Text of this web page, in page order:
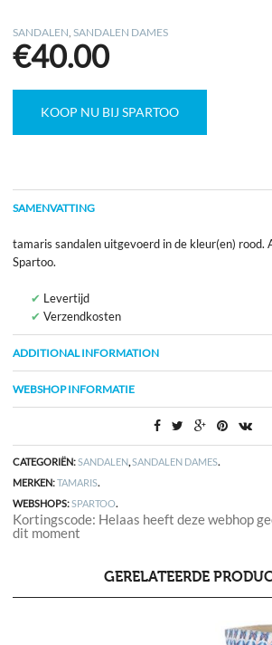
SANDALEN ,SANDALEN DAMES
€40.00
KOOP NU BIJ SPARTOO
SAMENVATTING
tamaris sandalen uitgevoerd in de kleur(en) rood.
Spartoo.
Levertijd
Verzendkosten
ADDITIONAL INFORMATION
WEBSHOP INFORMATIE
CATEGORIËN:SANDALEN,SANDALEN DAMES.
MERKEN:TAMARIS.
WEBSHOPS:SPARTOO.
Kortingscode: Helaas heeft deze webhop
dit moment
GERELATEERDE